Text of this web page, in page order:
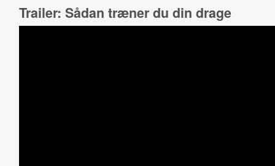
Trailer: Sådan træner du din drage